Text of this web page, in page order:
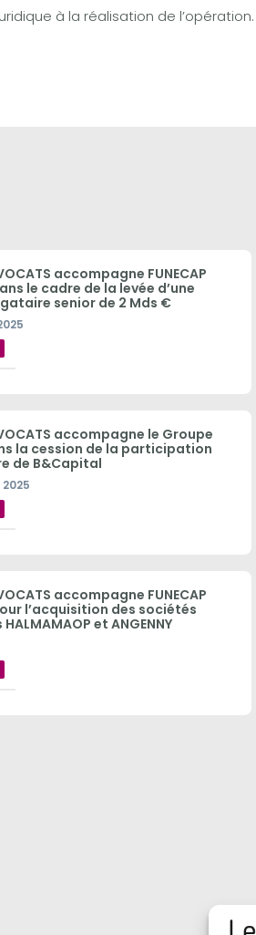
à la réalisation de l’opération.
accompagne FUNECAP
le cadre de la levée d’une
senior de 2 Mds €
accompagne le Groupe
la cession de la participation
de B&Capital
accompagne FUNECAP
l’acquisition des sociétés
et ANGENNY